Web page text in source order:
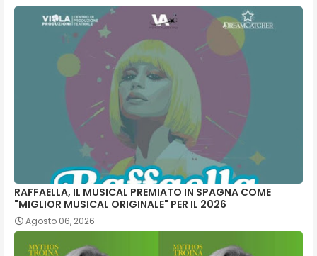
RAFFAELLA, IL MUSICAL PREMIATO IN SPAGNA COME
"MIGLIOR MUSICAL ORIGINALE" PER IL 2026
Agosto 06, 2026